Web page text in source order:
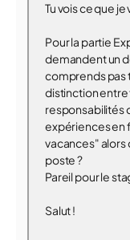
Tu vois ce que je
Pour la partie
demandent un
comprends pas
distinction
responsabilités
expériences en
vacances" alors
poste ?
Pareil pour le
Salut !